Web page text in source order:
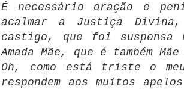
É necessário oração e
acalmar a Justiça
castigo, que foi suspensa
Amada Mãe, que é também
Oh, como está triste o
respondem aos muitos